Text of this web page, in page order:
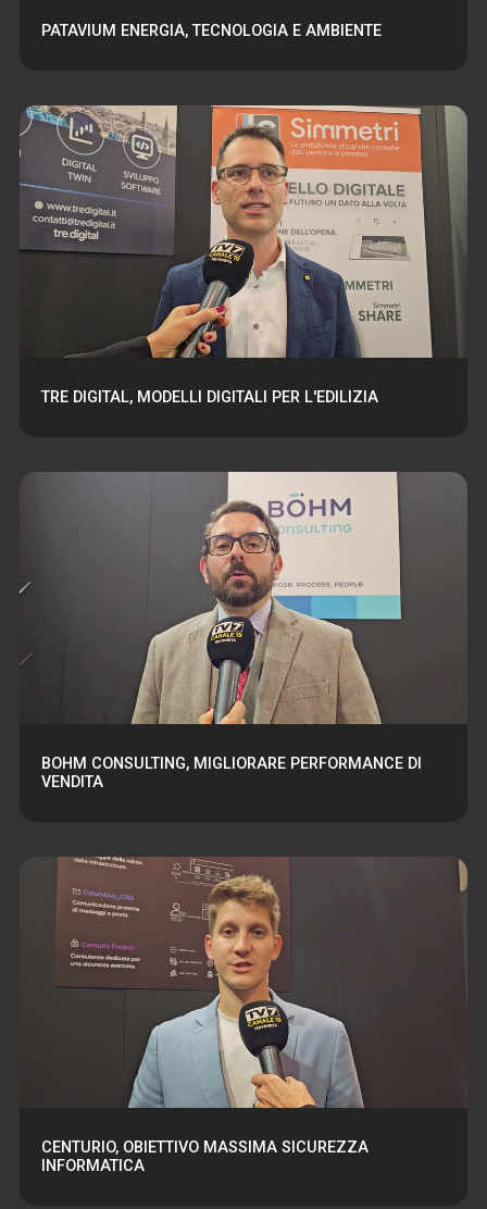
PATAVIUM ENERGIA, TECNOLOGIA E AMBIENTE
TRE DIGITAL, MODELLI DIGITALI PER L'EDILIZIA
BOHM CONSULTING, MIGLIORARE PERFORMANCE DI
VENDITA
CENTURIO, OBIETTIVO MASSIMA SICUREZZA
INFORMATICA